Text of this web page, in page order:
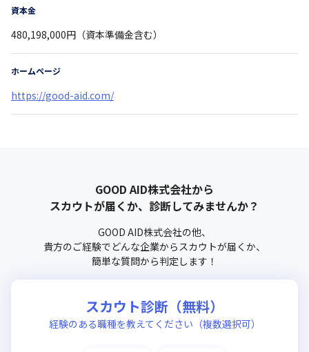
資本金
480,198,000円（資本準備金含む）
ホームページ
https://good-aid.com/
GOOD AID株式会社から
スカウトが届くか、診断してみませんか？
GOOD AID株式会社の他、
貴方のご経験でどんな企業からスカウトが届くか、
簡単な質問から判定します！
スカウト診断（無料）
経験のある職種を教えてください（複数選択可）